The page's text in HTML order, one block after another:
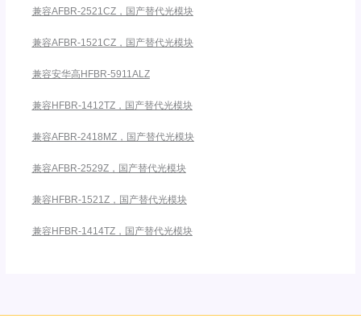
兼容AFBR-2521CZ，国产替代光模块
兼容AFBR-1521CZ，国产替代光模块
兼容安华高HFBR-5911ALZ
兼容HFBR-1412TZ，国产替代光模块
兼容AFBR-2418MZ，国产替代光模块
兼容AFBR-2529Z，国产替代光模块
兼容HFBR-1521Z，国产替代光模块
兼容HFBR-1414TZ，国产替代光模块